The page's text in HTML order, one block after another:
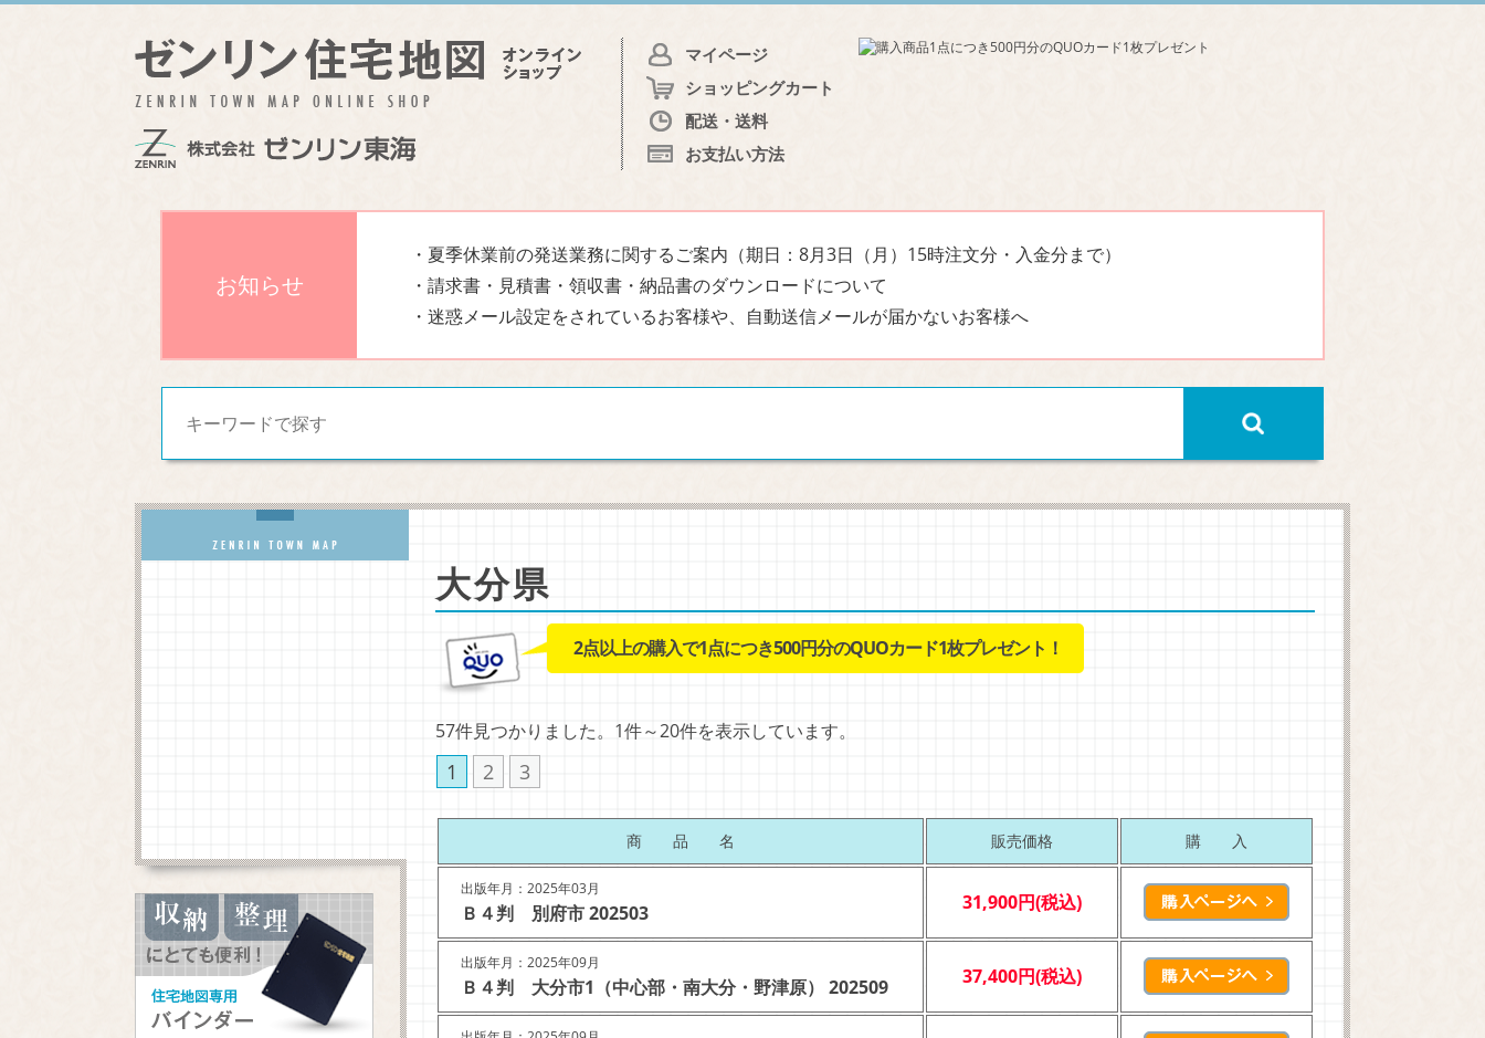
マイページ
ショッピングカート
配送・送料
お支払い方法
お知らせ
・夏季休業前の発送業務に関するご案内（期日：8月3日（月）15時注文分・入金分まで）
・請求書・見積書・領収書・納品書のダウンロードについて
・迷惑メール設定をされているお客様や、自動送信メールが届かないお客様へ
大分県
2点以上の購入で1点につき500円分のQUOカード1枚プレゼント！
57件見つかりました。1件～20件を表示しています。
1 2 3
商 品 名 販売価格 購 入
出版年月：2025年03月
Ｂ４判 別府市 202503 31,900円(税込)
出版年月：2025年09月
Ｂ４判 大分市1（中心部・南大分・野津原） 202509 37,400円(税込)